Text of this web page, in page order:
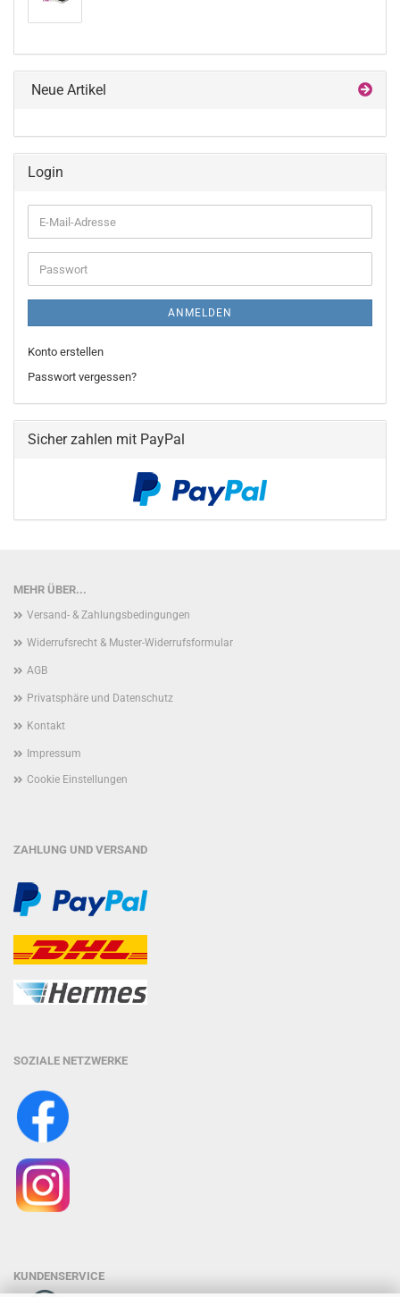
Neue Artikel
Login
E-
Mail-
Adresse
Passwort
ANMELDEN
Konto erstellen
Passwort vergessen?
Sicher zahlen mit PayPal
MEHR ÜBER...
Versand- & Zahlungsbedingungen
Widerrufsrecht & Muster-Widerrufsformular
AGB
Privatsphäre und Datenschutz
Kontakt
Impressum
Cookie Einstellungen
ZAHLUNG UND VERSAND
SOZIALE NETZWERKE
KUNDENSERVICE